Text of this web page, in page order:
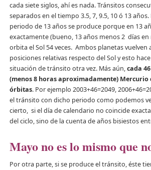
cada siete siglos, ahí es nada. Tránsitos
separados en el tiempo 3.5, 7, 9.5, 10 ó 13
periodo de 13 años se produce porque en 13
exactamente (bueno, 13 años menos 2 días
orbita el Sol 54 veces. Ambos planetas vuelven
posiciones relativas respecto del Sol y esto
situación de tránsito otra vez. Más aún,cada
(menos 8 horas aproximadamente) Mercurio
órbitas. Por ejemplo 2003+46=2049,
el tránsito con dicho periodo como podemos
cierto, si el día de calendario no coincide
del ciclo, sino de la cuenta de años bisiestos
Mayo no es lo mismo que
Por otra parte, si se produce el tránsito, éste